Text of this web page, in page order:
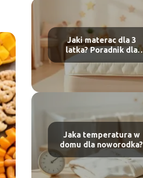
Jaki materac dla 3
latka? Poradnik dla
rodziców
Jaka temperatura w
domu dla noworodka?